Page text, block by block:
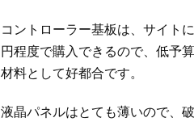
コントローラー基板は、サイト
円程度で購入できるので、低予
材料として好都合です。
液晶パネルはとても薄いので、